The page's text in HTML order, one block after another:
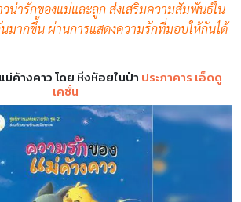
วน่ารักของแม่และลูก ส่งเสริมความสัมพันธ์ใน
มากขึ้น ผ่านการแสดงความรักที่มอบให้กันได้
ม่ค้างคาว โดย หิ่งห้อยในป่า ประภาคาร เอ็ดดู
เคชั่น